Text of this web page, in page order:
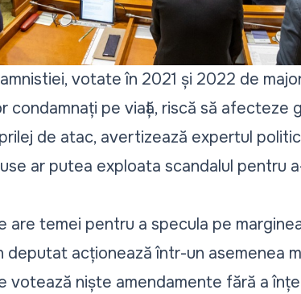
votate în 2021 și 2022 de
condamnați pe viață, riscă să afecteze
de atac, avertizează expertul
ar putea exploata scandalul pentru
are temei pentru a specula pe
deputat acționează într-un asemenea
votează niște amendamente fără a